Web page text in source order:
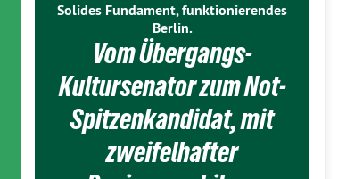
Solides Fundament, funktionierendes
Berlin.
Vom Übergangs-
Kultursenator zum Not-
Spitzenkandidat, mit
zweifelhafter